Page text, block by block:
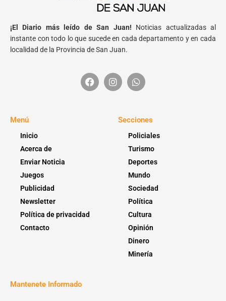
¡El Diario más leído de San Juan! Noticias actualizadas al
instante con todo lo que sucede en cada departamento y en cada
localidad de la Provincia de San Juan.
Menú
Inicio
Acerca de
Enviar Noticia
Juegos
Publicidad
Newsletter
Política de privacidad
Contacto
Secciones
Policiales
Turismo
Deportes
Mundo
Sociedad
Política
Cultura
Opinión
Dinero
Minería
Mantenete Informado